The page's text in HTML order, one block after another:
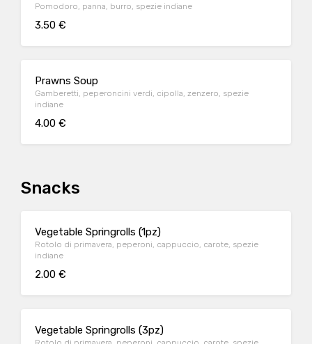
Pomodoro, panna, burro, spezie indiane
3.50 €
Prawns Soup
Gamberetti, peperoncini verdi, cipolla, zenzero, spezie
indiane
4.00 €
Snacks
Vegetable Springrolls (1pz)
Rotolo di primavera, peperoni, cappuccio, carote, spezie
indiane
2.00 €
Vegetable Springrolls (3pz)